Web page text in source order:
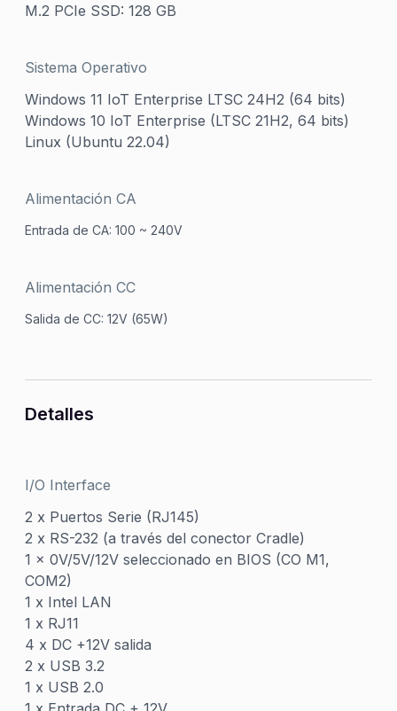
M.2 PCIe SSD: 128 GB
Sistema Operativo
Windows 11 IoT Enterprise LTSC 24H2 (64 bits)
Windows 10 IoT Enterprise (LTSC 21H2, 64 bits)
Linux (Ubuntu 22.04)
Alimentación CA
Entrada de CA: 100 ~ 240V
Alimentación CC
Salida de CC: 12V (65W)
Detalles
I/O Interface
2 x Puertos Serie (RJ145)
2 x RS-232 (a través del conector Cradle)
1 x 0V/5V/12V seleccionado en BIOS (CO M1,
COM2)
1 x Intel LAN
1 x RJ11
4 x DC +12V salida
2 x USB 3.2
1 x USB 2.0